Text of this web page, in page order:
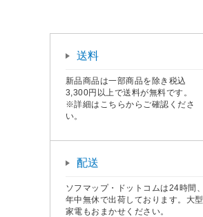
送料
新品商品は一部商品を除き税込
3,300円以上で送料が無料です。
※詳細はこちらからご確認くださ
い。
配送
ソフマップ・ドットコムは24時間、
年中無休で出荷しております。大型
家電もおまかせください。